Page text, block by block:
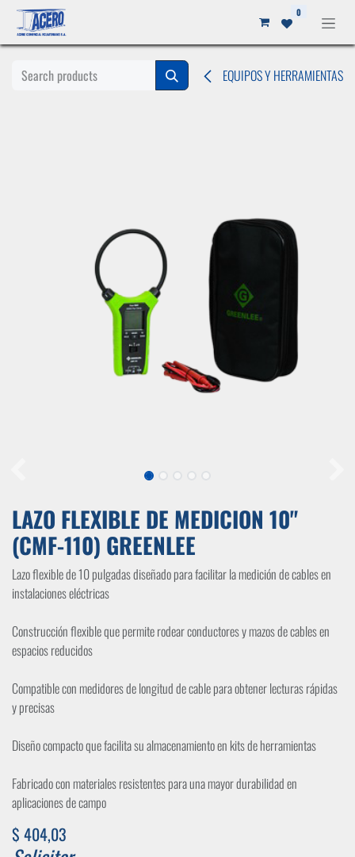
Ir al contenido 0
EQUIPOS Y HERRAMIENTAS
LAZO FLEXIBLE DE MEDICION 10"
(CMF-110) GREENLEE
Lazo flexible de 10 pulgadas diseñado para facilitar la medición de cables en
instalaciones eléctricas
Construcción flexible que permite rodear conductores y mazos de cables en
espacios reducidos
Compatible con medidores de longitud de cable para obtener lecturas rápidas
y precisas
Diseño compacto que facilita su almacenamiento en kits de herramientas
Fabricado con materiales resistentes para una mayor durabilidad en
aplicaciones de campo
$ 404,03